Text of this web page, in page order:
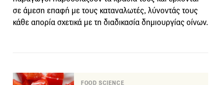
σε άμεση επαφή με τους καταναλωτές, λύνοντάς τους
κάθε απορία σχετικά με τη διαδικασία δημιουργίας οίνων.
FOOD SCIENCE